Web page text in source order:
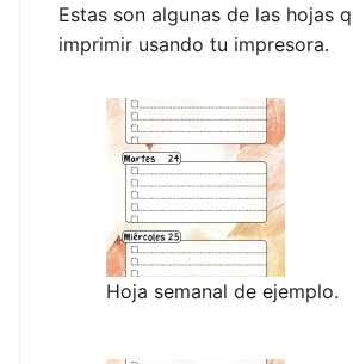
Estas son algunas de las hojas
imprimir usando tu impresora.
Hoja semanal de ejemplo.